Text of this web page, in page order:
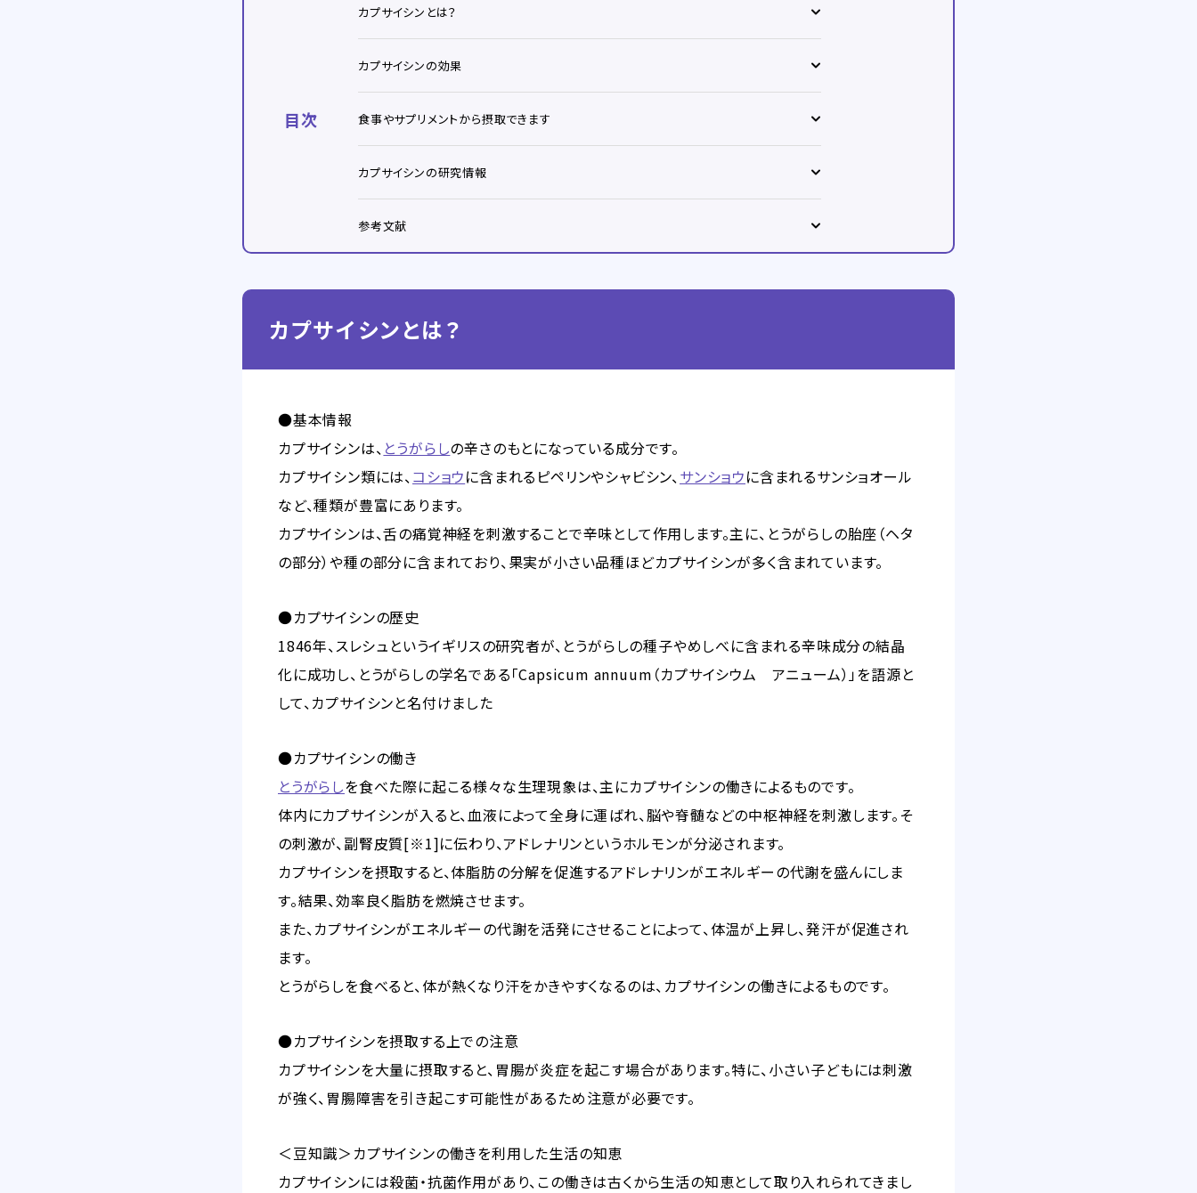
目次
カプサイシンとは？
カプサイシンの効果
食事やサプリメントから摂取できます
カプサイシンの研究情報
参考文献
カプサイシンとは？
●基本情報
カプサイシンは、 とうがらしの辛さのもとになっている成分です。
カプサイシン類には、コショウに含まれるピペリンやシャビシン、サンショウに含まれるサンショオール
など、種類が豊富にあります。
カプサイシンは、舌の痛覚神経を刺激することで辛味として作用します。主に、とうがらしの胎座（ヘタ
の部分）や種の部分に含まれており、果実が小さい品種ほどカプサイシンが多く含まれています。
●カプサイシンの歴史
1846年、スレシュというイギリスの研究者が、とうがらしの種子やめしべに含まれる辛味成分の結晶
化に成功し、とうがらしの学名である「Capsicum annuum（カプサイシウム アニューム）」を語源と
して、カプサイシンと名付けました
●カプサイシンの働き
とうがらしを食べた際に起こる様々な生理現象は、主にカプサイシンの働きによるものです。
体内にカプサイシンが入ると、血液によって全身に運ばれ、脳や脊髄などの中枢神経を刺激します。そ
の刺激が、副腎皮質[※1]に伝わり、アドレナリンというホルモンが分泌されます。
カプサイシンを摂取すると、体脂肪の分解を促進するアドレナリンがエネルギーの代謝を盛んにしま
す。結果、効率良く脂肪を燃焼させます。
また、カプサイシンがエネルギーの代謝を活発にさせることによって、体温が上昇し、発汗が促進され
ます。
とうがらしを食べると、体が熱くなり汗をかきやすくなるのは、カプサイシンの働きによるものです。
●カプサイシンを摂取する上での注意
カプサイシンを大量に摂取すると、胃腸が炎症を起こす場合があります。特に、小さい子どもには刺激
が強く、胃腸障害を引き起こす可能性があるため注意が必要です。
＜豆知識＞カプサイシンの働きを利用した生活の知恵
カプサイシンには殺菌・抗菌作用があり、この働きは古くから生活の知恵として取り入れられてきまし